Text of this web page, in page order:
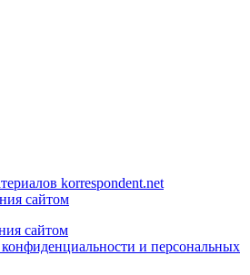
korrespondent.net
сайтом
сайтом
и персональных